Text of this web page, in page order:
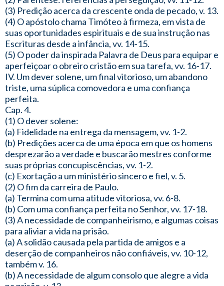
(3) Predição acerca da crescente onda de pecado, v. 13.
(4) O apóstolo chama Timóteo à firmeza, em vista de
suas oportunidades espirituais e de sua instrução nas
Escrituras desde a infância, vv. 14-15.
(5) O poder da inspirada Palavra de Deus para equipar e
aperfeiçoar o obreiro cristão em sua tarefa, vv. 16-17.
IV. Um dever solene, um final vitorioso, um abandono
triste, uma súplica comovedora e uma confiança
perfeita.
Cap. 4.
(1) O dever solene:
(a) Fidelidade na entrega da mensagem, vv. 1-2.
(b) Predições acerca de uma época em que os homens
desprezarão a verdade e buscarão mestres conforme
suas próprias concupiscências, vv. 1-2.
(c) Exortação a um ministério sincero e fiel, v. 5.
(2) O fim da carreira de Paulo.
(a) Termina com uma atitude vitoriosa, vv. 6-8.
(b) Com uma confiança perfeita no Senhor, vv. 17-18.
(3) A necessidade de companheirismo, e algumas coisas
para aliviar a vida na prisão.
(a) A solidão causada pela partida de amigos e a
deserção de companheiros não confiáveis, vv. 10-12,
também v. 16.
(b) A necessidade de algum consolo que alegre a vida